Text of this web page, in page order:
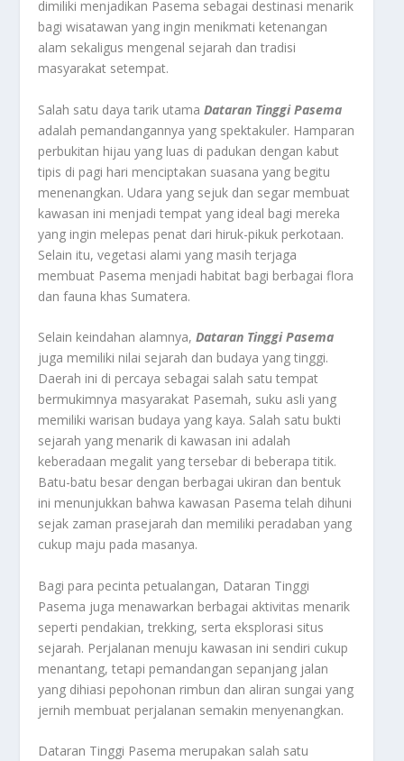
dimiliki menjadikan Pasema sebagai destinasi menarik
bagi wisatawan yang ingin menikmati ketenangan
alam sekaligus mengenal sejarah dan tradisi
masyarakat setempat.
Salah satu daya tarik utamaDataran Tinggi Pasema
adalah pemandangannya yang spektakuler. Hamparan
perbukitan hijau yang luas di padukan dengan kabut
tipis di pagi hari menciptakan suasana yang begitu
menenangkan. Udara yang sejuk dan segar membuat
kawasan ini menjadi tempat yang ideal bagi mereka
yang ingin melepas penat dari hiruk-pikuk perkotaan.
Selain itu, vegetasi alami yang masih terjaga
membuat Pasema menjadi habitat bagi berbagai flora
dan fauna khas Sumatera.
Selain keindahan alamnya,Dataran Tinggi Pasema
juga memiliki nilai sejarah dan budaya yang tinggi.
Daerah ini di percaya sebagai salah satu tempat
bermukimnya masyarakat Pasemah, suku asli yang
memiliki warisan budaya yang kaya. Salah satu bukti
sejarah yang menarik di kawasan ini adalah
keberadaan megalit yang tersebar di beberapa titik.
Batu-batu besar dengan berbagai ukiran dan bentuk
ini menunjukkan bahwa kawasan Pasema telah dihuni
sejak zaman prasejarah dan memiliki peradaban yang
cukup maju pada masanya.
Bagi para pecinta petualangan, Dataran Tinggi
Pasema juga menawarkan berbagai aktivitas menarik
seperti pendakian, trekking, serta eksplorasi situs
sejarah. Perjalanan menuju kawasan ini sendiri cukup
menantang, tetapi pemandangan sepanjang jalan
yang dihiasi pepohonan rimbun dan aliran sungai yang
jernih membuat perjalanan semakin menyenangkan.
Dataran Tinggi Pasema merupakan salah satu